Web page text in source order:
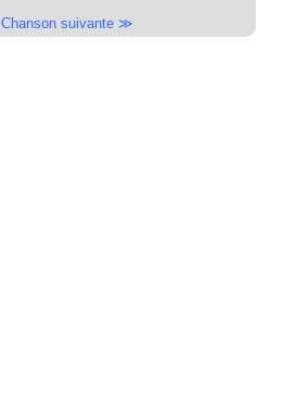
Chanson suivante ≫